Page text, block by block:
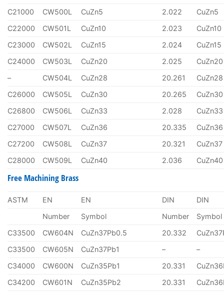
C21000
CW500L CuZn5 2.022
CuZn5
C22000
CW501L CuZn10 2.023
CuZn10
C23000
CW502L CuZn15 2.024
CuZn15
C24000
CW503L CuZn20 2.025
CuZn20
–
CW504L CuZn28 20.261
CuZn28
C26000
CW505L CuZn30 20.265
CuZn30
C26800
CW506L CuZn33 2.028
CuZn33
C27000
CW507L CuZn36 20.335
CuZn36
C27200
CW508L CuZn37 20.321
CuZn37
C28000
CW509L CuZn40 2.036 CuZn40
Free Machining Brass
ASTM EN EN DIN
DIN
Number
Symbol Number
Symbol
C33500
CW604N CuZn37Pb0.5 20.332
C33500
CW605N CuZn37Pb1 –
–
C34000
CW600N CuZn35Pb1 20.331
C34200
CW601N CuZn35Pb2 20.331